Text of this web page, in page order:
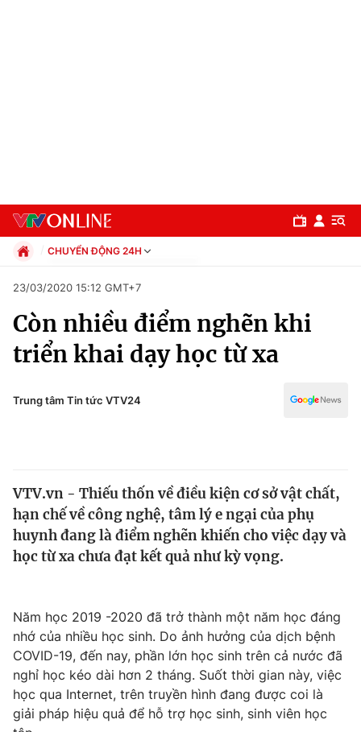
Chuyên mục
Chính trị
Xã hội
Y tế
Thế giới
Thế giới đó đây
Câu chuyện quốc tế
Tài chính
Thị trường
Góc doanh nghiệp
Dữ liệu và đời sống
Truyền hình
Phim VTV
CHUYỂN ĐỘNG 24H
Xã hội
Pháp luật
Thể thao
Văn hóa - Giải trí
Giáo dục
23/03/2020 15:12 GMT+7
Còn nhiều điểm nghẽn khi
triển khai dạy học từ xa
Trung tâm Tin tức VTV24
VTV.vn - Thiếu thốn về điều kiện cơ sở vật chất,
hạn chế về công nghệ, tâm lý e ngại của phụ
huynh đang là điểm nghẽn khiến cho việc dạy và
học từ xa chưa đạt kết quả như kỳ vọng.
Năm học 2019 -2020 đã trở thành một năm học đáng
nhớ của nhiều học sinh. Do ảnh hưởng của dịch bệnh
COVID-19, đến nay, phần lớn học sinh trên cả nước đã
nghỉ học kéo dài hơn 2 tháng. Suốt thời gian này, việc
học qua Internet, trên truyền hình đang được coi là
giải pháp hiệu quả để hỗ trợ học sinh, sinh viên học